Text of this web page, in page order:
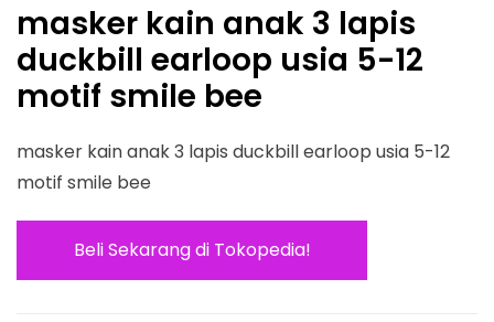
masker kain anak 3 lapis
duckbill earloop usia 5-12
motif smile bee
masker kain anak 3 lapis duckbill earloop usia 5-12
motif smile bee
Beli Sekarang di Tokopedia!